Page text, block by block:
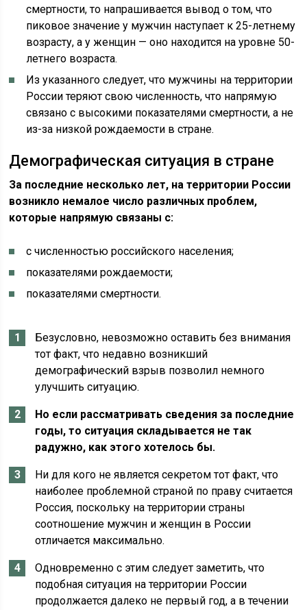
смертности, то напрашивается вывод о том, что
пиковое значение у мужчин наступает к 25-летнему
возрасту, а у женщин — оно находится на уровне 50-
летнего возраста.
Из указанного следует, что мужчины на территории
России теряют свою численность, что напрямую
связано с высокими показателями смертности, а не
из-за низкой рождаемости в стране.
Демографическая ситуация в стране
За последние несколько лет, на территории России
возникло немалое число различных проблем,
которые напрямую связаны с:
с численностью российского населения;
показателями рождаемости;
показателями смертности.
Безусловно, невозможно оставить без внимания
тот факт, что недавно возникший
демографический взрыв позволил немного
улучшить ситуацию.
Но если рассматривать сведения за последние
годы, то ситуация складывается не так
радужно, как этого хотелось бы.
Ни для кого не является секретом тот факт, что
наиболее проблемной страной по праву считается
Россия, поскольку на территории страны
соотношение мужчин и женщин в России
отличается максимально.
Одновременно с этим следует заметить, что
подобная ситуация на территории России
продолжается далеко не первый год, а в течении